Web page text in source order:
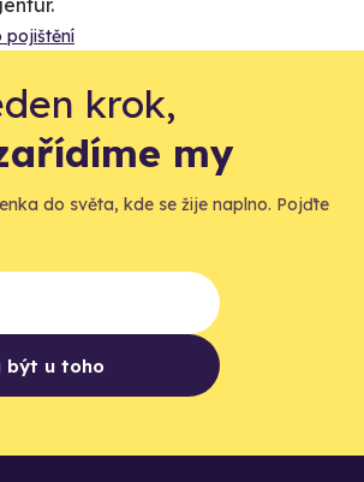
pojištění
krok,
my
do světa, kde se žije naplno. Pojďte
být u toho